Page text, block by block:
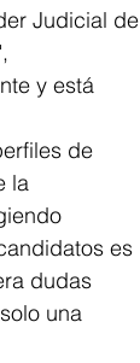
Judicial de
y está
de
la
es
dudas
una